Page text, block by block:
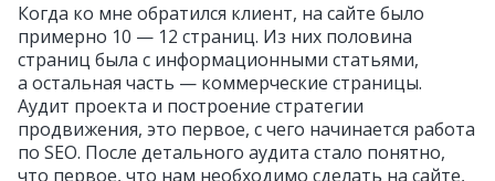
Когда ко мне обратился клиент, на сайте было
примерно 10 — 12 страниц. Из них половина
страниц была с информационными статьями,
а остальная часть — коммерческие страницы.
Аудит проекта и построение стратегии
продвижения, это первое, с чего начинается работа
по SEO. После детального аудита стало понятно,
что первое, что нам необходимо сделать на сайте,